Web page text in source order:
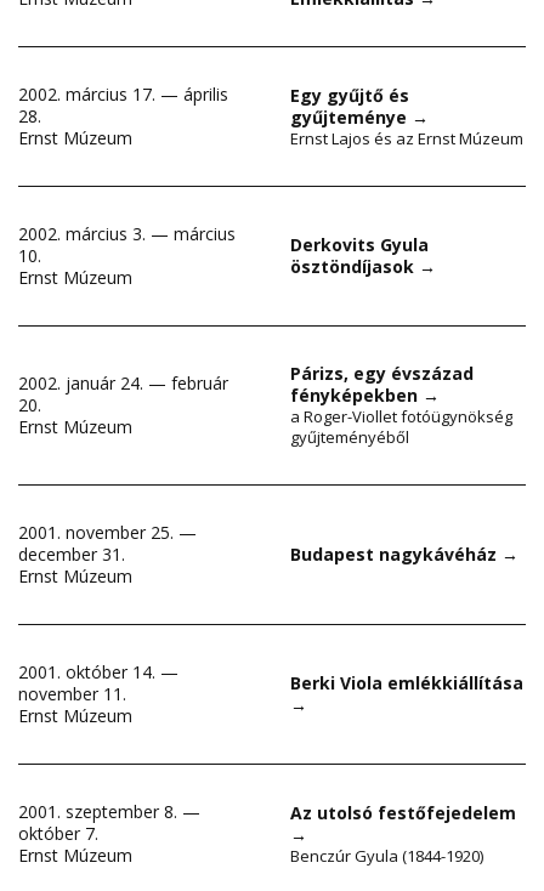
2002. március 17. — április
28.
Ernst Múzeum
Egy gyűjtő és
gyűjteménye →
Ernst Lajos és az Ernst Múzeum
2002. március 3. — március
10.
Ernst Múzeum
Derkovits Gyula
ösztöndíjasok →
2002. január 24. — február
20.
Ernst Múzeum
Párizs, egy évszázad
fényképekben →
a Roger-Viollet fotóügynökség
gyűjteményéből
2001. november 25. —
december 31.
Ernst Múzeum
Budapest nagykávéház →
2001. október 14. —
november 11.
Ernst Múzeum
Berki Viola emlékkiállítása
→
2001. szeptember 8. —
október 7.
Ernst Múzeum
Az utolsó festőfejedelem
→
Benczúr Gyula (1844-1920)